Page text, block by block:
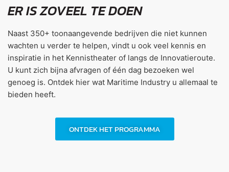
ER IS ZOVEEL TE DOEN
Naast 350+ toonaangevende bedrijven die niet kunnen
wachten u verder te helpen, vindt u ook veel kennis en
inspiratie in het Kennistheater of langs de Innovatieroute.
U kunt zich bijna afvragen of één dag bezoeken wel
genoeg is. Ontdek hier wat Maritime Industry u allemaal te
bieden heeft.
ONTDEK HET PROGRAMMA